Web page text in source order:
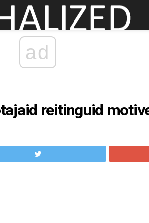
ad
reitinguid